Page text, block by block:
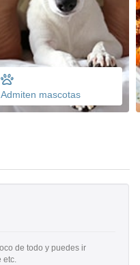
Admiten mascotas
de todo y puedes ir